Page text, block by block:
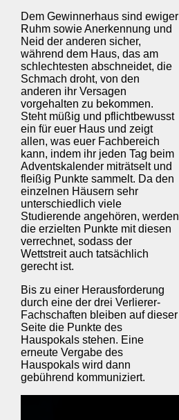
Dem Gewinnerhaus sind ewiger
Ruhm sowie Anerkennung und
Neid der anderen sicher,
während dem Haus, das am
schlechtesten abschneidet, die
Schmach droht, von den
anderen ihr Versagen
vorgehalten zu bekommen.
Steht müßig und pflichtbewusst
ein für euer Haus und zeigt
allen, was euer Fachbereich
kann, indem ihr jeden Tag beim
Adventskalender miträtselt und
fleißig Punkte sammelt. Da den
einzelnen Häusern sehr
unterschiedlich viele
Studierende angehören, werden
die erzielten Punkte mit diesen
verrechnet, sodass der
Wettstreit auch tatsächlich
gerecht ist.
Bis zu einer Herausforderung
durch eine der drei Verlierer-
Fachschaften bleiben auf dieser
Seite die Punkte des
Hauspokals stehen. Eine
erneute Vergabe des
Hauspokals wird dann
gebührend kommuniziert.